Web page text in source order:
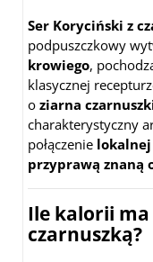
Ser Koryciński z
podpuszczkowy
krowiego,
klasycznej
o ziarna
charakterystyczny
połączenie
przyprawą znaną
Ile kalorii ma
czarnuszką?